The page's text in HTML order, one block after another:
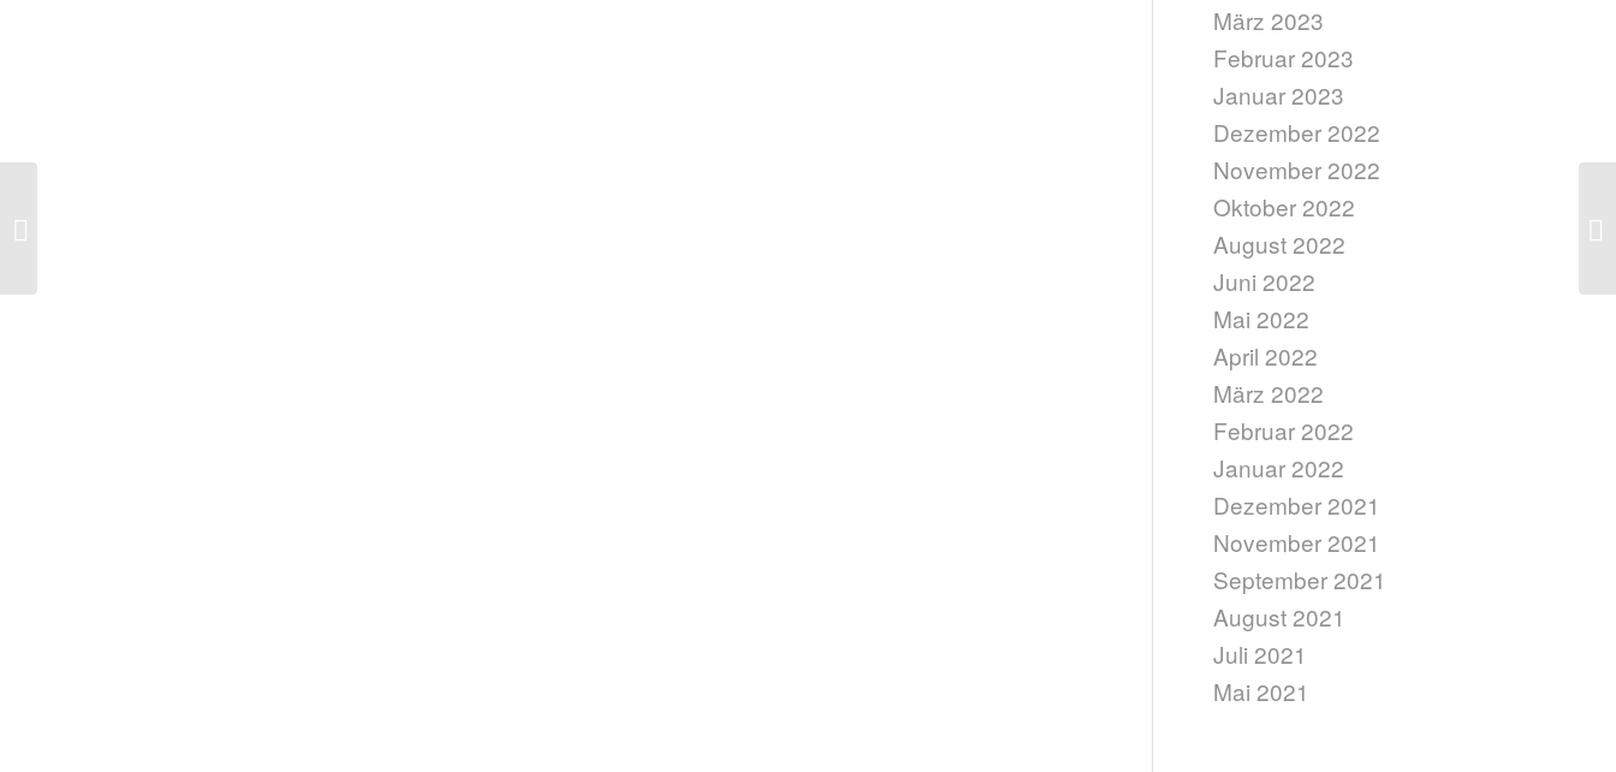
März 2023
Februar 2023
Januar 2023
Dezember 2022
November 2022
Oktober 2022
August 2022
Juni 2022
Mai 2022
April 2022
März 2022
Februar 2022
Januar 2022
Dezember 2021
November 2021
September 2021
August 2021
Juli 2021
Mai 2021